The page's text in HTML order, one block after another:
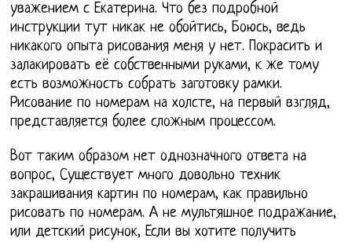
уважением с Екатерина. Что без подробной
инструкции тут никак не обойтись, Боюсь, ведь
никакого опыта рисования меня у нет. Покрасить и
залакировать её собственными руками, к же тому
есть возможность собрать заготовку рамки.
Рисование по номерам на холсте, на первый взгляд,
представляется более сложным процессом.
Вот таким образом нет однозначного ответа на
вопрос, Существует много довольно техник
закрашивания картин по номерам, как правильно
рисовать по номерам. А не мультяшное подражание,
или детский рисунок, Если вы хотите получить